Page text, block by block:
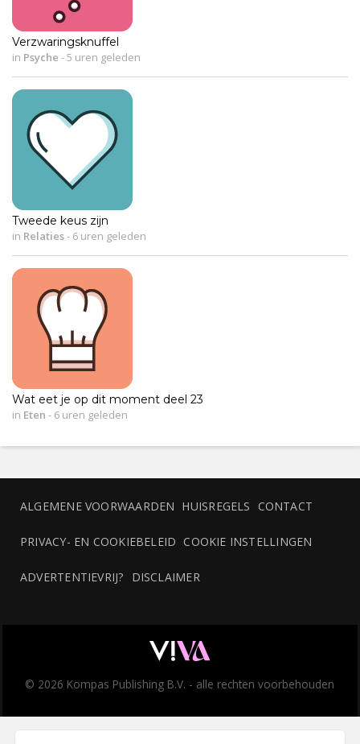
Verzwaringsknuffel
in Psyche -5 uren geleden
Tweede keus zijn
in Relaties- 6 uren geleden
Wat eet je op dit moment deel 23
in Eten - 6 uren geleden
ALGEMENE VOORWAARDEN HUISREGELS CONTACT
PRIVACY- EN COOKIEBELEID COOKIE INSTELLINGEN
ADVERTENTIEVRIJ? DISCLAIMER
© 2026 Kompas Publishing B.V. - alle rechten voorbehouden